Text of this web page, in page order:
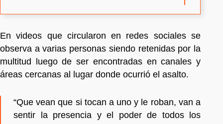
En videos que circularon en redes sociales se
observa a varias personas siendo retenidas por la
multitud luego de ser encontradas en canales y
áreas cercanas al lugar donde ocurrió el asalto.
“Que vean que si tocan a uno y le roban, van a
sentir la presencia y el poder de todos los